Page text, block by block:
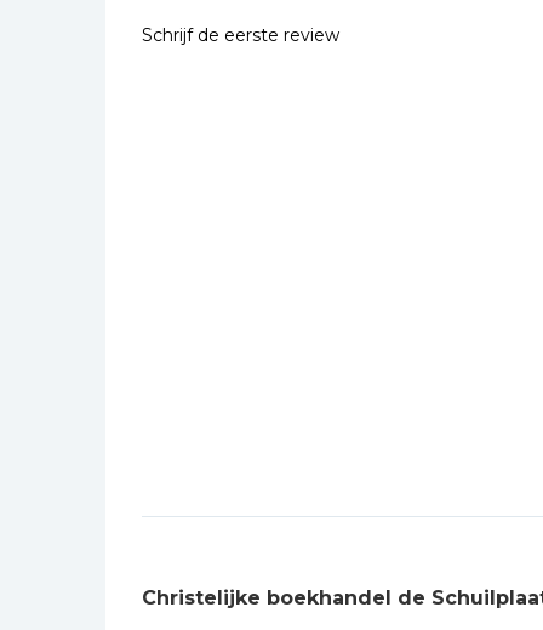
Schrijf de eerste review
Christelijke boekhandel de